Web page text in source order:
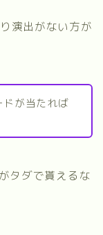
演出がない方が
が当たれば
タダで貰えるな